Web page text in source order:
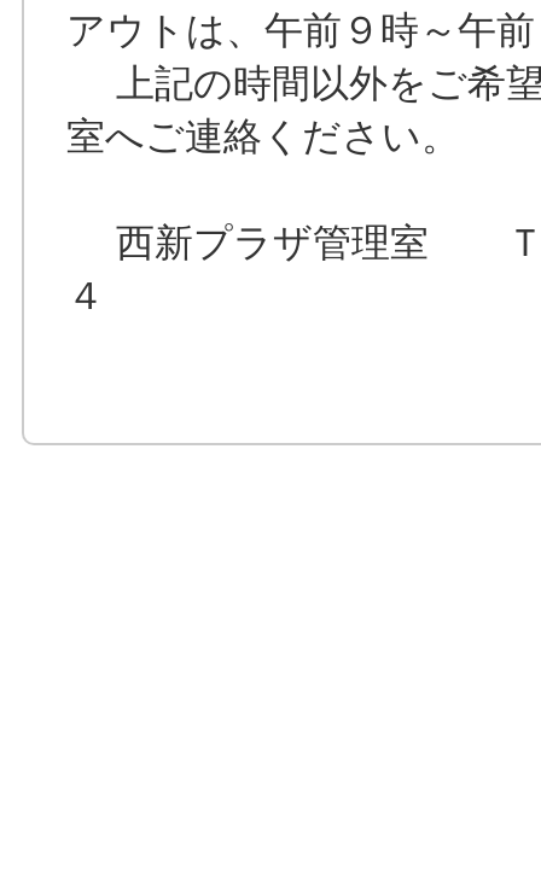
アウトは、午前９時～午
上記の時間以外をご希
室へご連絡ください。
西新プラザ管理室 Ｔ
４